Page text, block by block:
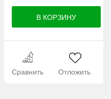
Сравнить Отложить